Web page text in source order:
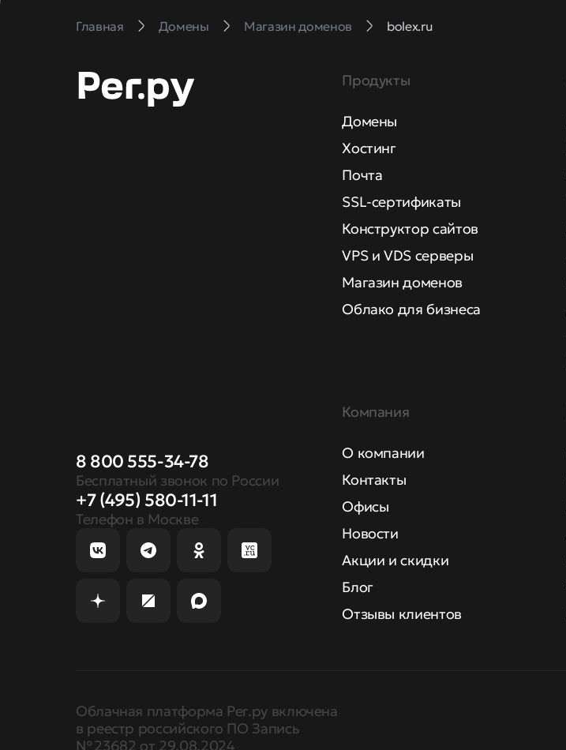
Главная Домены Магазин доменов bolex.ru
8 800 555-34-78
Бесплатный звонок по России
+7 (495) 580-11-11
Телефон в Москве
Продукты
Домены
Хостинг
Почта
SSL-сертификаты
Конструктор сайтов
VPS и VDS серверы
Магазин доменов
Облако для бизнеса
Компания
О компании
Контакты
Офисы
Новости
Акции и скидки
Блог
Отзывы клиентов
Облачная платформа Рег.ру включена
в реестр российского ПО Запись
№ 23682 от 29.08.2024